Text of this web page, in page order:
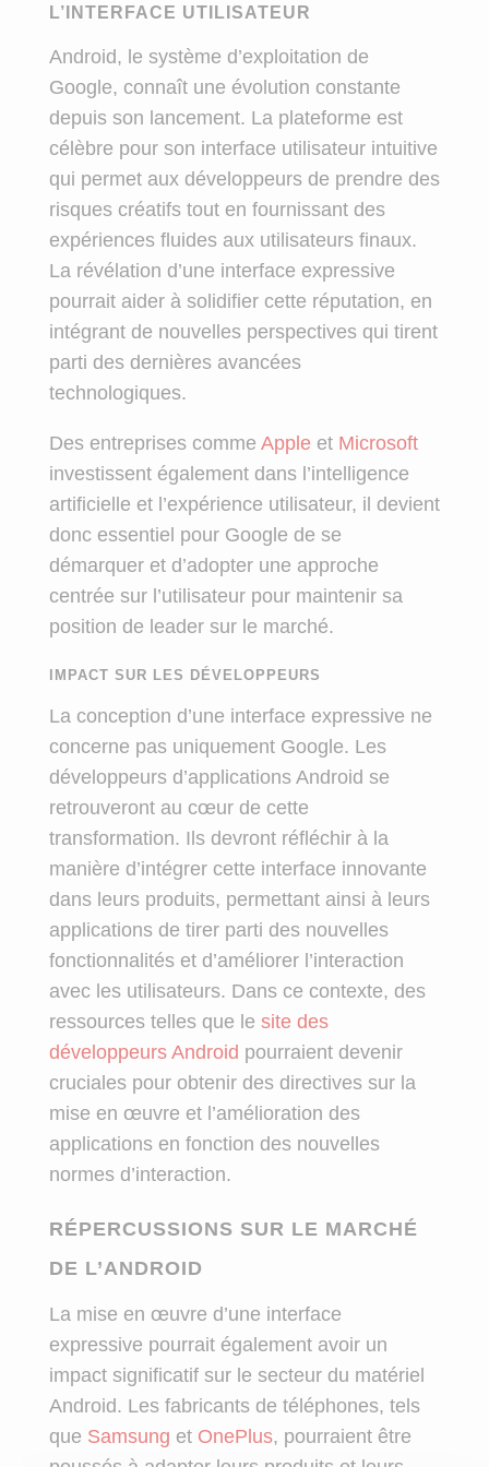
L’INTERFACE UTILISATEUR
Android, le système d’exploitation de
Google, connaît une évolution constante
depuis son lancement. La plateforme est
célèbre pour son interface utilisateur intuitive
qui permet aux développeurs de prendre des
risques créatifs tout en fournissant des
expériences fluides aux utilisateurs finaux.
La révélation d’une interface expressive
pourrait aider à solidifier cette réputation, en
intégrant de nouvelles perspectives qui tirent
parti des dernières avancées
technologiques.
Des entreprises comme Apple et Microsoft
investissent également dans l’intelligence
artificielle et l’expérience utilisateur, il devient
donc essentiel pour Google de se
démarquer et d’adopter une approche
centrée sur l’utilisateur pour maintenir sa
position de leader sur le marché.
IMPACT SUR LES DÉVELOPPEURS
La conception d’une interface expressive ne
concerne pas uniquement Google. Les
développeurs d’applications Android se
retrouveront au cœur de cette
transformation. Ils devront réfléchir à la
manière d’intégrer cette interface innovante
dans leurs produits, permettant ainsi à leurs
applications de tirer parti des nouvelles
fonctionnalités et d’améliorer l’interaction
avec les utilisateurs. Dans ce contexte, des
ressources telles que le site des
développeurs Android pourraient devenir
cruciales pour obtenir des directives sur la
mise en œuvre et l’amélioration des
applications en fonction des nouvelles
normes d’interaction.
RÉPERCUSSIONS SUR LE MARCHÉ
DE L’ANDROID
La mise en œuvre d’une interface
expressive pourrait également avoir un
impact significatif sur le secteur du matériel
Android. Les fabricants de téléphones, tels
que Samsung et OnePlus, pourraient être